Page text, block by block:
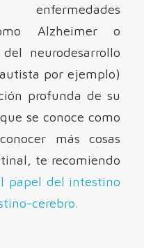
Alzheimer o
neurodesarrollo
por ejemplo)
profunda de su
se conoce como
más cosas
te recomiendo
papel del intestino
cerebro.